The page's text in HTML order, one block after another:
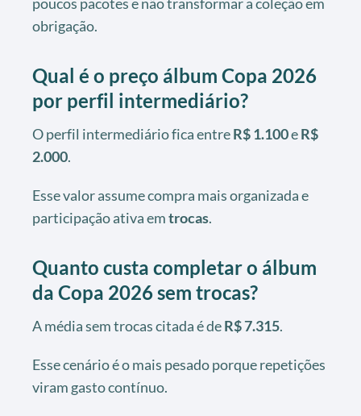
obrigação.
Qual é o preço álbum Copa 2026
por perfil intermediário?
O perfil intermediário fica entreR$ 1.100eR$
2.000.
Esse valor assume compra mais organizada e
participação ativa emtrocas.
Quanto custa completar o álbum
da Copa 2026 sem trocas?
A média sem trocas citada é deR$ 7.315.
Esse cenário é o mais pesado porque repetições
viram gasto contínuo.